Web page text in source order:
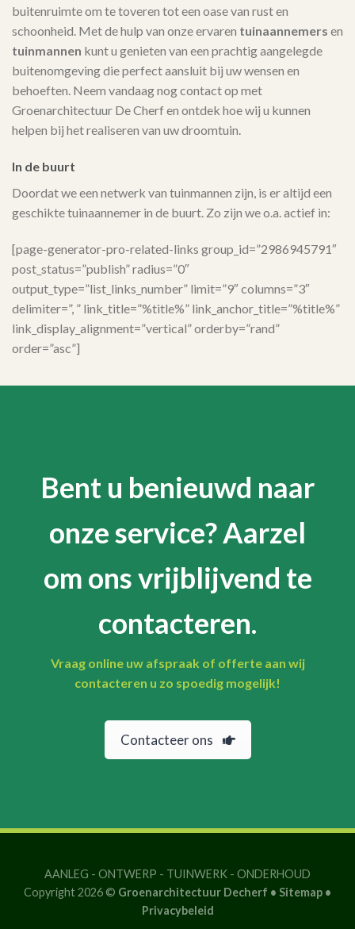
buitenruimte om te toveren tot een oase van rust en
schoonheid. Met de hulp van onze ervaren tuinaannemers en
tuinmannen kunt u genieten van een prachtig aangelegde
buitenomgeving die perfect aansluit bij uw wensen en
behoeften. Neem vandaag nog contact op met
Groenarchitectuur De Cherf en ontdek hoe wij u kunnen
helpen bij het realiseren van uw droomtuin.
In de buurt
Doordat we een netwerk van tuinmannen zijn, is er altijd een
geschikte tuinaannemer in de buurt. Zo zijn we o.a. actief in:
[page-generator-pro-related-links group_id=”2986945791″
post_status=”publish” radius=”0″
output_type=”list_links_number” limit=”9″ columns=”3″
delimiter=”, ” link_title=”%title%” link_anchor_title=”%title%”
link_display_alignment=”vertical” orderby=”rand”
order=”asc”]
Bent u benieuwd naar
onze service? Aarzel
om ons vrijblijvend te
contacteren.
Vraag online uw afspraak of offerte aan wij
contacteren u zo spoedig mogelijk!
Contacteer ons
AANLEG - ONTWERP - TUINWERK - ONDERHOUD
Copyright 2026 © Groenarchitectuur Decherf • Sitemap •
Privacybeleid